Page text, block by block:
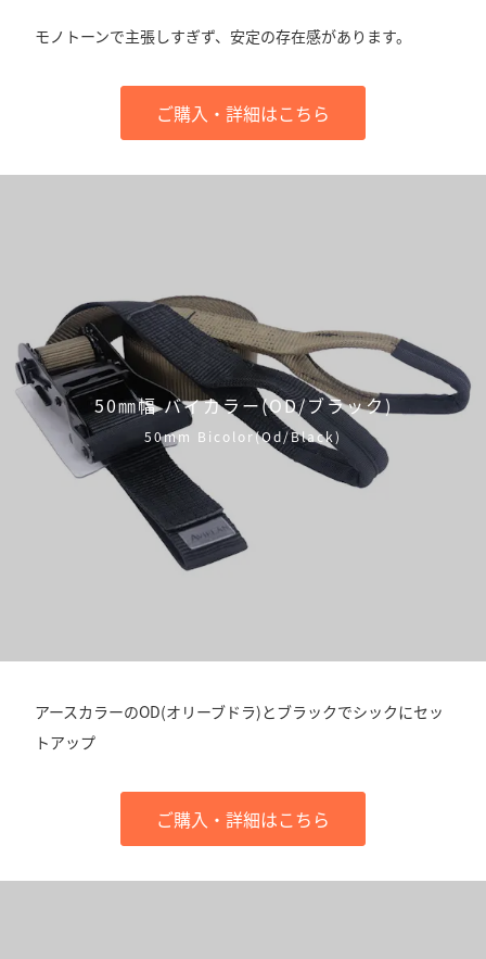
モノトーンで主張しすぎず、安定の存在感があります。
ご購入・詳細はこちら
50㎜幅 バイカラー(OD/ブラック)
50mm Bicolor(Od/Black)
アースカラーのOD(オリーブドラ)とブラックでシックにセッ
トアップ
ご購入・詳細はこちら